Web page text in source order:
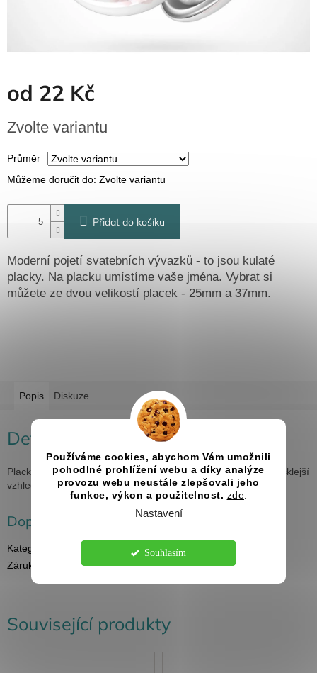
Používáme cookies, abychom Vám umožnili
pohodlné prohlížení webu a díky analýze
provozu webu neustále zlepšovali jeho
funkce, výkon a použitelnost. zde
Nastavení
Souhlasím
Pro
firmy
Halloween
Valentýn
Přihlášení
od 22 Kč
cena:
Zvolte variantu
Průměr
Můžeme doručit do: Zvolte variantu
Přidat do košíku
Moderní pojetí svatebních vývazků - to jsou kulaté
placky. Na placku umístíme vaše jména. Vybrat si
můžete ze dvou velikostí placek - 25mm a 37mm.
Související produkty
Popis Diskuze
Detailní popis produktu
Placka je na vrchní straně krytá uv fólií pro větší odolnost a lesklejší
vzhled. Minimální počet k objednání 5 ks.
Doplňkové parametry
Kategorie
Svatební placky
Záruka
2 roky